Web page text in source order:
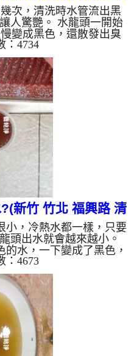
次，清洗時水管流出黑
人驚艷。 水龍頭一開始
變成黑色，還散發出臭
下水。 水管裡的異物不
變成透明，髒東西也越來
。 清洗水管 是利用 高週
入水管，讓水管管壁的
氣與水混合，產生阻力，
管垢等等雜質沖出來。
頭出水變小了，就是髒東
面了。 ...
：4734
新竹 竹北 福興路 清
管 )
小，冷熱水都一樣，只要
頭出水就會越來越小。
水，一下變成了黑色，
問題，是水管裡面陳積多
斷流出來，水的顏色慢
越少，最後變成乾淨的清
水管清洗機 ，把檸檬酸
鏽及生物膜軟化，透過空
時高周波就會把生物膜、
候把水塔洗一洗發現水
水變...
：4673